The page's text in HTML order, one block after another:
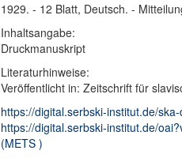
1929. - 12 Blatt, Deutsch. -
Inhaltsangabe:
Druckmanuskript
Literaturhinweise:
Veröffentlicht in: Zeitschrift für
https://digital.serbski-institut.de/
https://digital.serbski-institut.de/
(METS )